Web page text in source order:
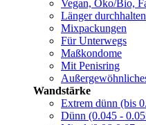
Vegan, Öko/Bio,
Länger durchhalten
Mixpackungen
Für Unterwegs
Maßkondome
Mit Penisring
Wandstärke
Extrem dünn (bis
Dünn (0.045 -